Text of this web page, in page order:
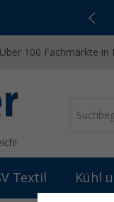
Über 100 Fachmärkte in
Textil Kühl